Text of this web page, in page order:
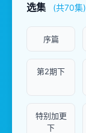
选集 (共70集)
序篇
第2期下
特别加更
下